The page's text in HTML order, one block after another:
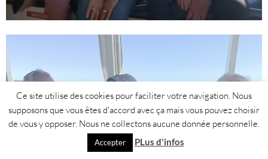
Ce site utilise des cookies pour faciliter votre navigation. Nous
supposons que vous êtes d'accord avec ça mais vous pouvez choisir
de vous y opposer. Nous ne collectons aucune donnée personnelle.
Accepter PLus d'infos